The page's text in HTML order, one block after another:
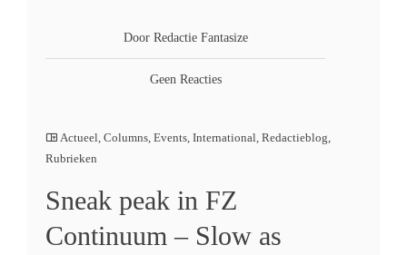
Door Redactie Fantasize
Geen Reacties
Actueel, Columns, Events, International, Redactieblog,
Rubrieken
Sneak peak in FZ
Continuum – Slow as